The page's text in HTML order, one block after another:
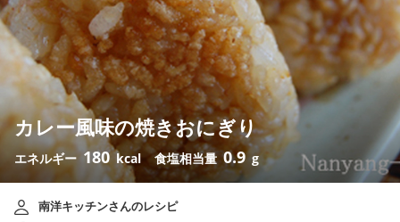
カレー風味の焼きおにぎり
エネルギー 180 kcal 食塩相当量 0.9 g
南洋キッチンさんのレシピ